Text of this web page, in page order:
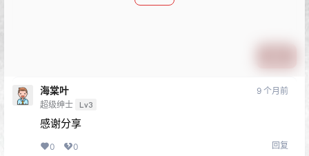
海棠叶
超级绅士 Lv3
9 个月前
感谢分享
0 0 回复